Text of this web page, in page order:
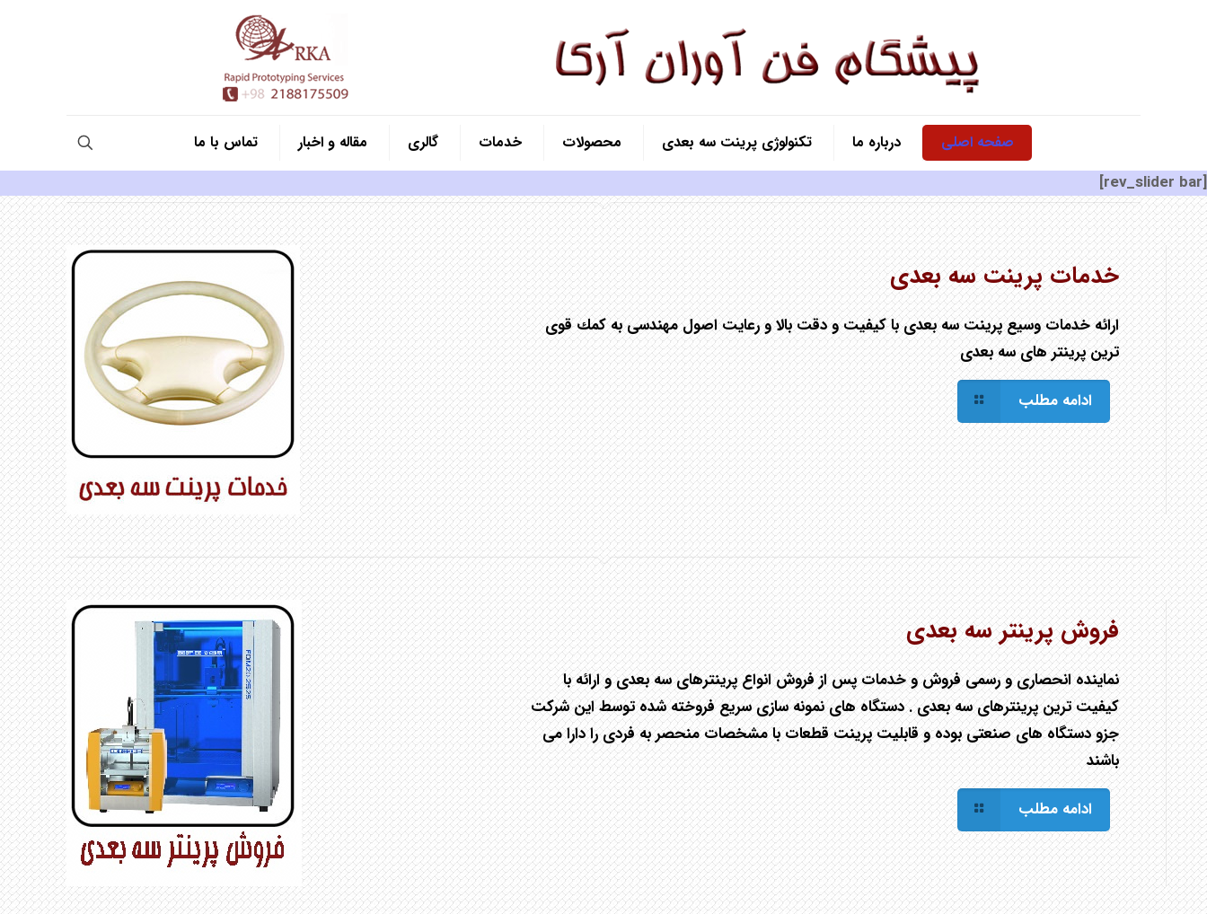
صفحه اصلی درباره ما تکنولوژی پرینت سه بعدی محصولات خدمات گالری مقاله و اخبار تماس با ما
[rev_slider bar]
خدمات پرینت سه بعدی
ارائه خدمات وسیع پرینت سه بعدی با كیفیت و دقت بالا و رعایت اصول مهندسی به كمك قوی
ترین پرینتر های سه بعدی
ادامه مطلب
فروش پرینتر سه بعدی
نماينده انحصاری و رسمی فروش و خدمات پس از فروش انواع پرينترهای سه بعدی و ارائه با
کيفيت ترين پرينترهای سه بعدی . دستگاه های نمونه سازی سريع فروخته شده توسط اين شرکت
جزو دستگاه های صنعتی بوده و قابليت پرينت قطعات با مشخصات منحصر به فردی را دارا می
باشند
ادامه مطلب